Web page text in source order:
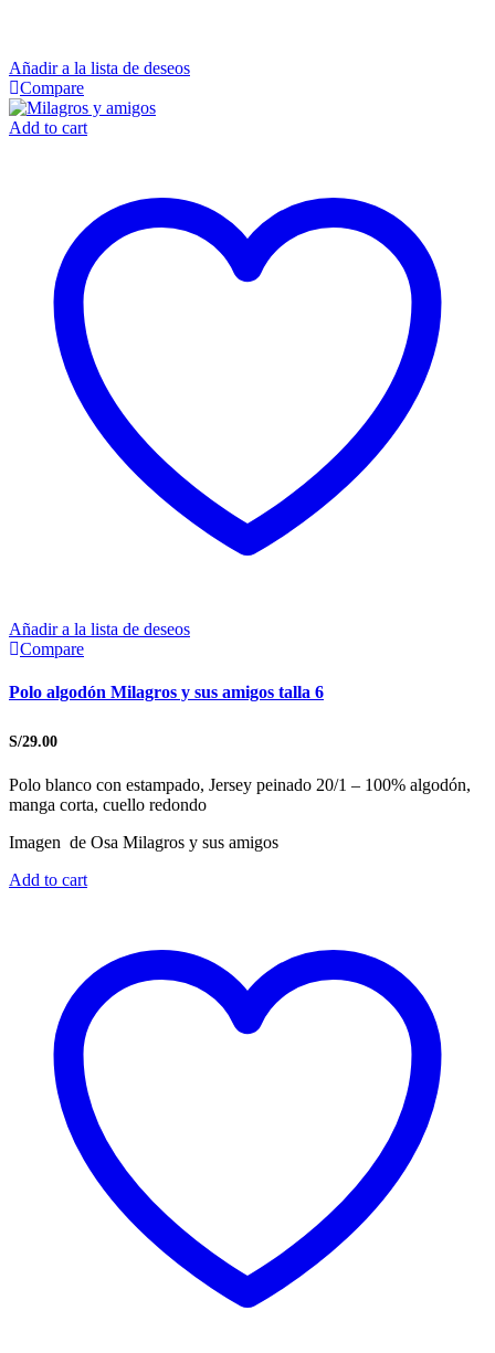
Añadir a la lista de deseos
Compare
Add to cart
Añadir a la lista de deseos
Compare
Polo algodón Milagros y sus amigos talla 6
S/29.00
Polo blanco con estampado, Jersey peinado 20/1 – 100% algodón,
manga corta, cuello redondo
Imagen de Osa Milagros y sus amigos
Add to cart